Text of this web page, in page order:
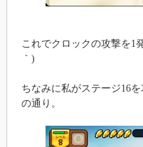
これでクロックの攻撃を1
｀)
ちなみに私がステージ16
の通り。